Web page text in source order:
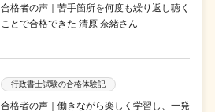
合格者の声｜苦手箇所を何度も繰り返し聴く
ことで合格できた 清原 奈緒さん
行政書士試験の合格体験記
合格者の声｜働きながら楽しく学習し、一発